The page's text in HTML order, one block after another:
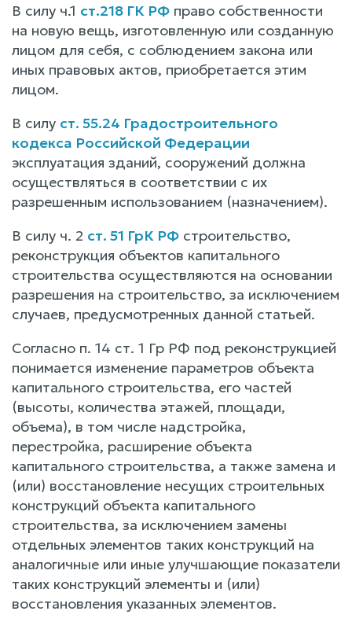
В силу ч.1 ст.218 ГК РФ право собственности
на новую вещь, изготовленную или созданную
лицом для себя, с соблюдением закона или
иных правовых актов, приобретается этим
лицом.
В силу ст. 55.24 Градостроительного
кодекса Российской Федерации
эксплуатация зданий, сооружений должна
осуществляться в соответствии с их
разрешенным использованием (назначением).
В силу ч. 2 ст. 51 ГрК РФ строительство,
реконструкция объектов капитального
строительства осуществляются на основании
разрешения на строительство, за исключением
случаев, предусмотренных данной статьей.
Согласно п. 14 ст. 1 Гр РФ под реконструкцией
понимается изменение параметров объекта
капитального строительства, его частей
(высоты, количества этажей, площади,
объема), в том числе надстройка,
перестройка, расширение объекта
капитального строительства, а также замена и
(или) восстановление несущих строительных
конструкций объекта капитального
строительства, за исключением замены
отдельных элементов таких конструкций на
аналогичные или иные улучшающие показатели
таких конструкций элементы и (или)
восстановления указанных элементов.